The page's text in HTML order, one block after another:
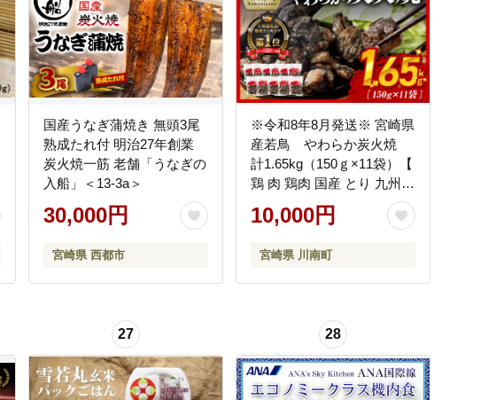
国産うなぎ蒲焼き 無頭3尾
熟成たれ付 明治27年創業
炭火焼一筋 老舗「うなぎの
入船」＜13-3a＞
30,000円
宮崎県 西都市
※令和8年8月発送※ 宮崎県
産若鳥 やわらか炭火焼
計1.65kg（150ｇ×11袋）【
鶏 肉 鶏肉 国産 とり 九州産
鳥 宮崎県産 小分け 炭火焼
き 】 [C00901r808]
10,000円
宮崎県 川南町
27 28